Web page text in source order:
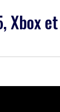
Xbox et